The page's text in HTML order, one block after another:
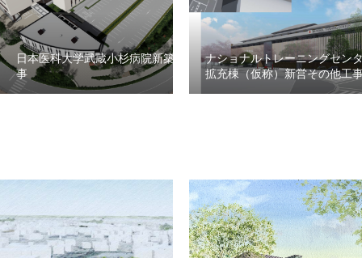
日本医科大学武蔵小杉病院新築工
事
ナショナルトレーニングセン
拡充棟（仮称）新営その他工